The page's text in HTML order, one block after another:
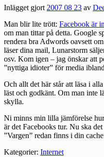
Inlägget gjort2007 08 23 av
Man blir lite trött: Facebook
om man tittar på detta. Google
rendera bra Adwords oavsett
läser dina mail, Lunarstorm
osv. Kom igen – jag önskar att
”nyttiga idioter” för media
Och allt det här står att läsa i
läst och godkänt. Om man inte
skylla.
Ni minns min lilla jämförelse
är det Facebooks tur. Nu ska
”Vargen” redan finns i din
Kategorier: Internet